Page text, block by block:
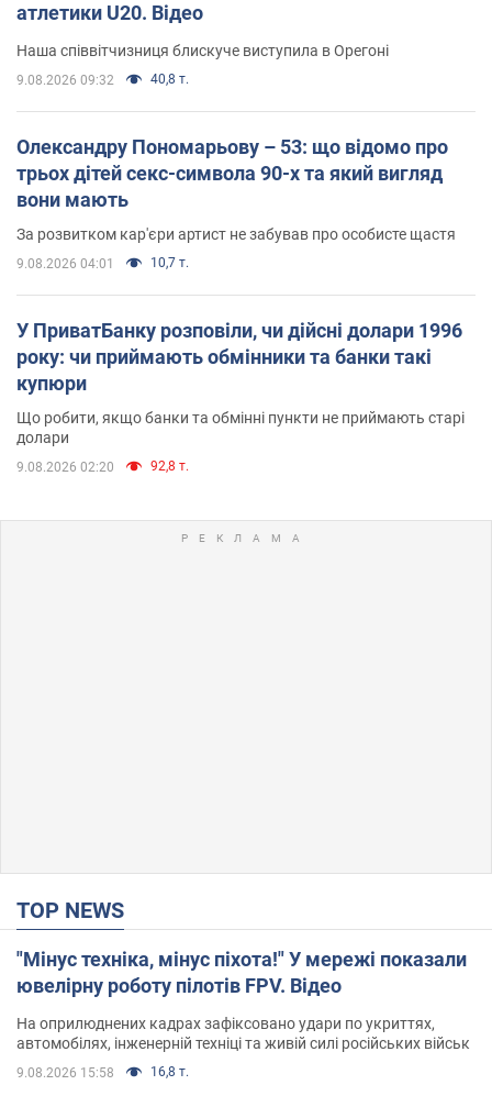
атлетики U20. Відео
Наша співвітчизниця блискуче виступила в Орегоні
9.08.2026 09:32 40,8 т.
Олександру Пономарьову – 53: що відомо про
трьох дітей секс-символа 90-х та який вигляд
вони мають
За розвитком кар'єри артист не забував про особисте щастя
9.08.2026 04:01 10,7 т.
У ПриватБанку розповіли, чи дійсні долари 1996
року: чи приймають обмінники та банки такі
купюри
Що робити, якщо банки та обмінні пункти не приймають старі
долари
9.08.2026 02:20 92,8 т.
TOP NEWS
"Мінус техніка, мінус піхота!" У мережі показали
ювелірну роботу пілотів FPV. Відео
На оприлюднених кадрах зафіксовано удари по укриттях,
автомобілях, інженерній техніці та живій силі російських військ
9.08.2026 15:58 16,8 т.